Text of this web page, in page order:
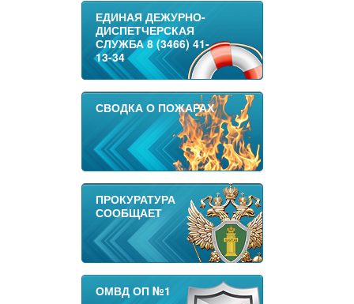
ЕДИНАЯ ДЕЖУРНО-
ДИСПЕТЧЕРСКАЯ
СЛУЖБА 8 (3466) 41-
13-34
СВОДКА О ПОЖАРАХ
ПРОКУРАТУРА
СООБЩАЕТ
ОМВД ОП №1